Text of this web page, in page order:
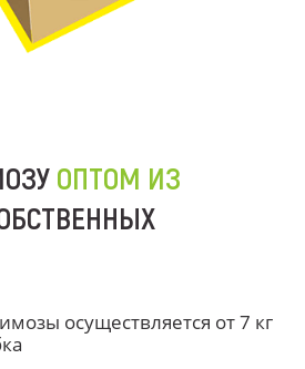
ОПТОМ ИЗ
осуществляется от 7 кг